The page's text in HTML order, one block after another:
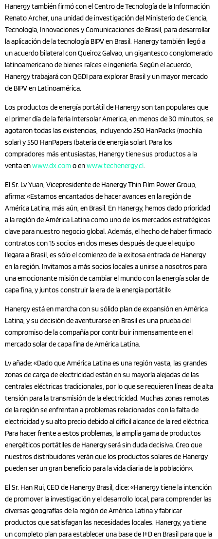
Hanergy también firmó con el Centro de Tecnología de la Información
Renato Archer, una unidad de investigación del Ministerio de Ciencia,
Tecnología, Innovaciones y Comunicaciones de Brasil, para desarrollar
la aplicación de la tecnología BIPV en Brasil. Hanergy también llegó a
un acuerdo bilateral con Queiroz Galvao, un gigantesco conglomerado
latinoamericano de bienes raíces e ingeniería. Según el acuerdo,
Hanergy trabajará con QGDI para explorar Brasil y un mayor mercado
de BIPV en Latinoamérica.
Los productos de energía portátil de Hanergy son tan populares que
el primer día de la feria Intersolar America, en menos de 30 minutos, se
agotaron todas las existencias, incluyendo 250 HanPacks (mochila
solar) y 550 HanPapers (batería de energía solar). Para los
compradores más entusiastas, Hanergy tiene sus productos a la
venta enwww.dx.com o enwww.techenergy.cl.
El Sr. Lv Yuan, Vicepresidente de Hanergy Thin Film Power Group,
afirma: «Estamos encantados de hacer avances en la región de
América Latina, más aún, en Brasil. En Hanergy, hemos dado prioridad
a la región de América Latina como uno de los mercados estratégicos
clave para nuestro negocio global. Además, el hecho de haber firmado
contratos con 15 socios en dos meses después de que el equipo
llegara a Brasil, es sólo el comienzo de la exitosa entrada de Hanergy
en la región. Invitamos a más socios locales a unirse a nosotros para
una emocionante misión de cambiar el mundo con la energía solar de
capa fina, y juntos construir la era de la energía portátil».
Hanergy está en marcha con su sólido plan de expansión en América
Latina, y su decisión de aventurarse en Brasil es una prueba del
compromiso de la compañía por contribuir inmensamente en el
mercado solar de capa fina de América Latina.
Lv añade: «Dado que América Latina es una región vasta, las grandes
zonas de carga de electricidad están en su mayoría alejadas de las
centrales eléctricas tradicionales, por lo que se requieren líneas de alta
tensión para la transmisión de la electricidad. Muchas zonas remotas
de la región se enfrentan a problemas relacionados con la falta de
electricidad y su alto precio debido al difícil alcance de la red eléctrica.
Para hacer frente a estos problemas, la amplia gama de productos
energéticos portátiles de Hanergy será sin duda decisiva. Creo que
nuestros distribuidores verán que los productos solares de Hanergy
pueden ser un gran beneficio para la vida diaria de la población».
El Sr. Han Rui, CEO de Hanergy Brasil, dice: «Hanergy tiene la intención
de promover la investigación y el desarrollo local, para comprender las
diversas geografías de la región de América Latina y fabricar
productos que satisfagan las necesidades locales. Hanergy, ya tiene
un completo plan para establecer una base de I+D en Brasil para que la